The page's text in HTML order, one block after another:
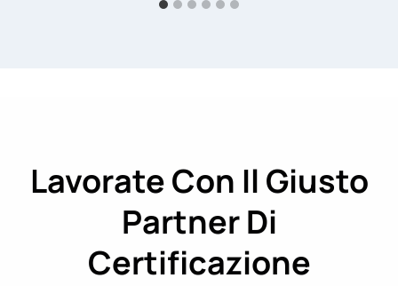
Lavorate Con Il Giusto
Partner Di
Certificazione